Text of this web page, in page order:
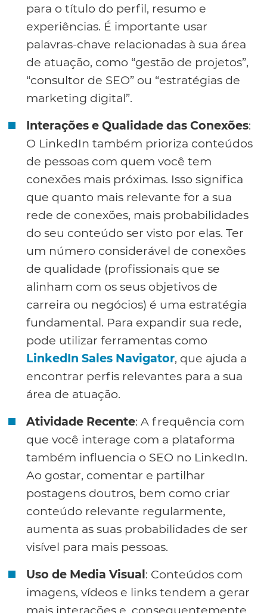
para o título do perfil, resumo e
experiências. É importante usar
palavras-chave relacionadas à sua área
de atuação, como “gestão de projetos”,
“consultor de SEO” ou “estratégias de
marketing digital”.
Interações e Qualidade das Conexões:
O LinkedIn também prioriza conteúdos
de pessoas com quem você tem
conexões mais próximas. Isso significa
que quanto mais relevante for a sua
rede de conexões, mais probabilidades
do seu conteúdo ser visto por elas. Ter
um número considerável de conexões
de qualidade (profissionais que se
alinham com os seus objetivos de
carreira ou negócios) é uma estratégia
fundamental. Para expandir sua rede,
pode utilizar ferramentas como
LinkedIn Sales Navigator, que ajuda a
encontrar perfis relevantes para a sua
área de atuação.
Atividade Recente: A frequência com
que você interage com a plataforma
também influencia o SEO no LinkedIn.
Ao gostar, comentar e partilhar
postagens doutros, bem como criar
conteúdo relevante regularmente,
aumenta as suas probabilidades de ser
visível para mais pessoas.
Uso de Media Visual: Conteúdos com
imagens, vídeos e links tendem a gerar
mais interações e, consequentemente,